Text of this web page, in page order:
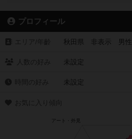
プロフィール
秋田県 非表示 男性
未設定
未設定